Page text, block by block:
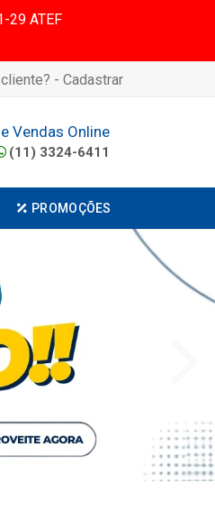
29 ATEF
- Cadastrar
Vendas Online
(11) 3324-6411
PROMOÇÕES